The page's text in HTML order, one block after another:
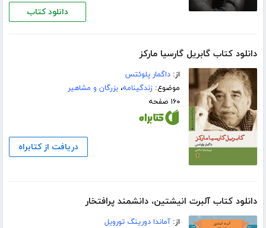
دانلود کتاب
دانلود کتاب گابریل گارسیا مارکز
از:داگمار پلوئتس
موضوع:زندگینامه،بزرگان و مشاهیر
۱۶۰ صفحه
دریافت از کتابراه
دانلود کتاب آلبرت انیشتین، دانشمند پرافتخار
از:آماندا دورینگ تورویل